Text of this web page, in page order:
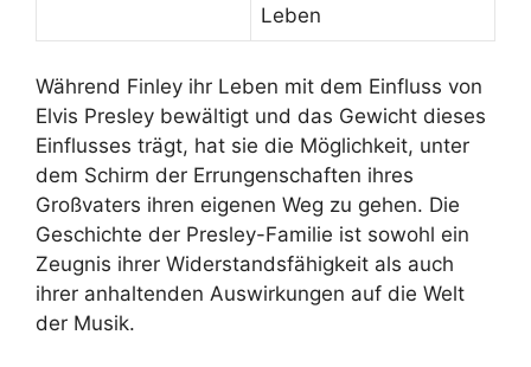
Leben
Während Finley ihr Leben mit dem Einfluss von
Elvis Presley bewältigt und das Gewicht dieses
Einflusses trägt, hat sie die Möglichkeit, unter
dem Schirm der Errungenschaften ihres
Großvaters ihren eigenen Weg zu gehen. Die
Geschichte der Presley-Familie ist sowohl ein
Zeugnis ihrer Widerstandsfähigkeit als auch
ihrer anhaltenden Auswirkungen auf die Welt
der Musik.